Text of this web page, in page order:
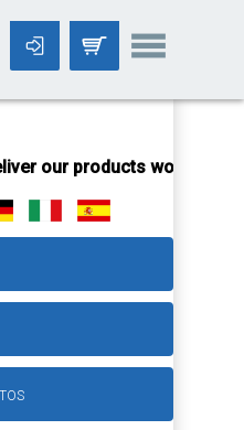
our products worldwide!